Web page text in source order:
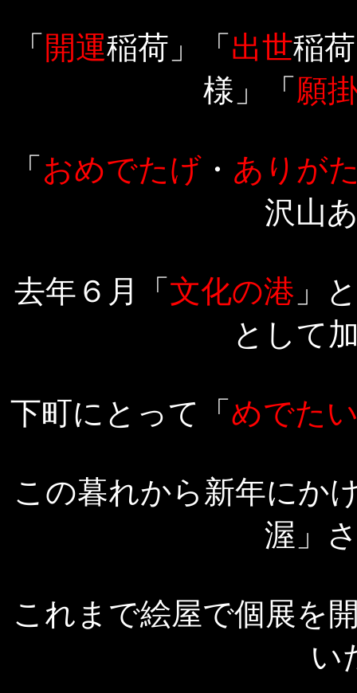
「 開運稲荷」「 出世稲
様」「 願
「 おめでたげ ・ ありが
沢山
去年６月「 文化の港 」
として
下町にとって「 めでた
この暮れから新年に
渥」
これまで絵屋で個展を
い